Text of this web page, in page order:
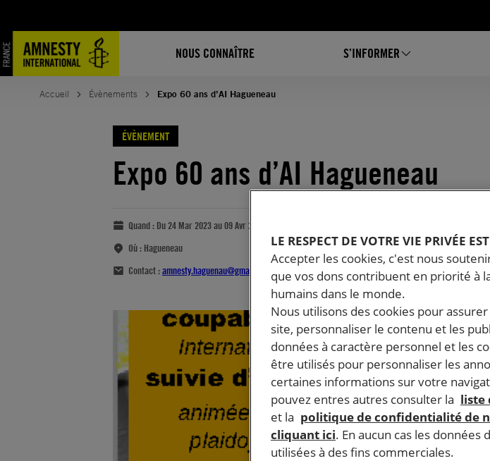
NOUS CONNAÎTRE S’INFORMER
Accueil Évènements Expo 60 ans d’AI Hagueneau
ÉVÈNEMENT
Expo 60 ans d’AI Hagueneau
Quand : Du 24 Mar 2023 au 09 Avr 2023
Où : Hagueneau
Contact :amnesty.haguenau@gmail.com
LE RESPECT DE VOTRE VIE PRIVÉE
Accepter les cookies, c'est nous
que vos dons contribuent en priorité à
humains dans le monde.
Nous utilisons des cookies pour
site, personnaliser le contenu et les
données à caractère personnel et les
être utilisés pour personnaliser les
certaines informations sur votre
pouvez entres autres consulter la liste
et la politique de confidentialité de
cliquant ici. En aucun cas les données
utilisées à des fins commerciales.